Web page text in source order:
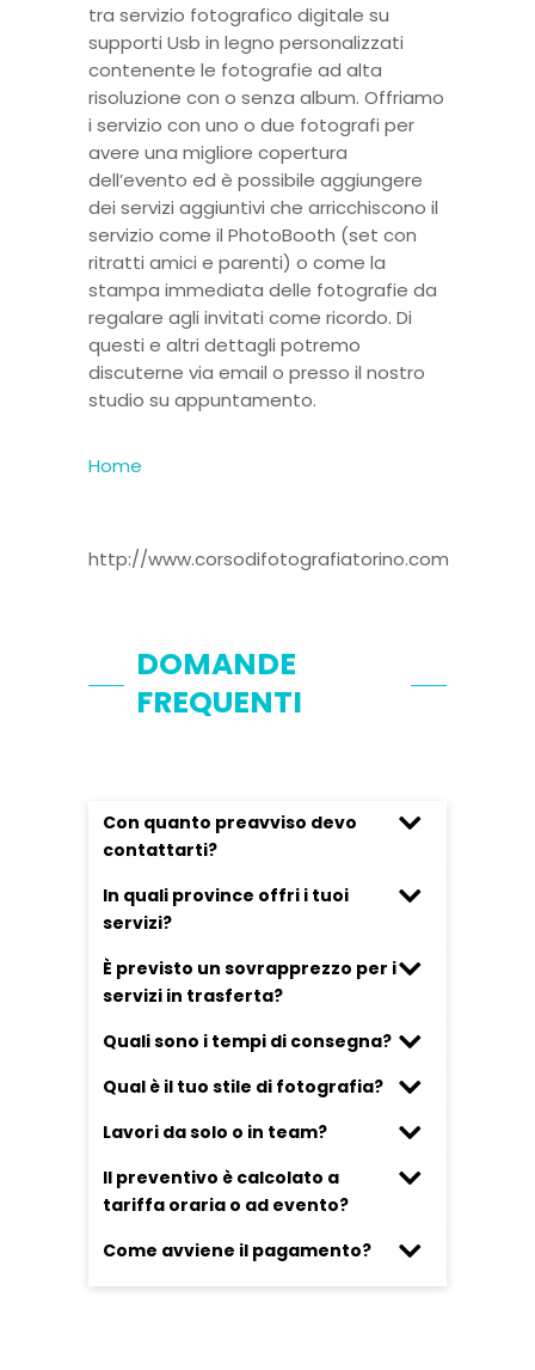
tra servizio fotografico digitale su
supporti Usb in legno personalizzati
contenente le fotografie ad alta
risoluzione con o senza album. Offriamo
i servizio con uno o due fotografi per
avere una migliore copertura
dell’evento ed è possibile aggiungere
dei servizi aggiuntivi che arricchiscono il
servizio come il PhotoBooth (set con
ritratti amici e parenti) o come la
stampa immediata delle fotografie da
regalare agli invitati come ricordo. Di
questi e altri dettagli potremo
discuterne via email o presso il nostro
studio su appuntamento.
Home
http://www.corsodifotografiatorino.com
DOMANDE
FREQUENTI
Con quanto preavviso devo
contattarti?
In quali province offri i tuoi
servizi?
È previsto un sovrapprezzo per i
servizi in trasferta?
Quali sono i tempi di consegna?
Qual è il tuo stile di fotografia?
Lavori da solo o in team?
Il preventivo è calcolato a
tariffa oraria o ad evento?
Come avviene il pagamento?